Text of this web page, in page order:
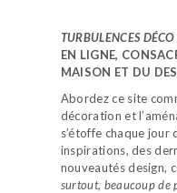
TURBULENCES DÉCO
EN LIGNE,
MAISON ET DU
Abordez ce site
décoration et
s’étoffe chaque jour
inspirations, des
nouveautés design,
surtout, beaucoup de